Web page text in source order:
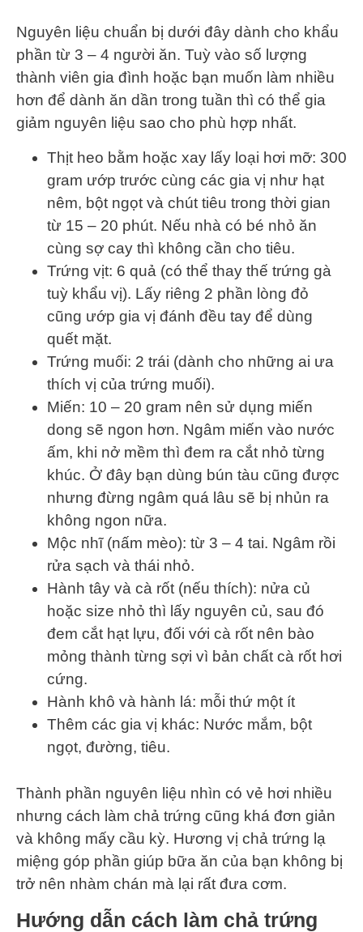
Nguyên liệu chuẩn bị dưới đây dành cho khẩu
phần từ 3 – 4 người ăn. Tuỳ vào số lượng
thành viên gia đình hoặc bạn muốn làm nhiều
hơn để dành ăn dần trong tuần thì có thể gia
giảm nguyên liệu sao cho phù hợp nhất.
Thịt heo bằm hoặc xay lấy loại hơi mỡ: 300
gram ướp trước cùng các gia vị như hạt
nêm, bột ngọt và chút tiêu trong thời gian
từ 15 – 20 phút. Nếu nhà có bé nhỏ ăn
cùng sợ cay thì không cần cho tiêu.
Trứng vịt: 6 quả (có thể thay thế trứng gà
tuỳ khẩu vị). Lấy riêng 2 phần lòng đỏ
cũng ướp gia vị đánh đều tay để dùng
quết mặt.
Trứng muối: 2 trái (dành cho những ai ưa
thích vị của trứng muối).
Miến: 10 – 20 gram nên sử dụng miến
dong sẽ ngon hơn. Ngâm miến vào nước
ấm, khi nở mềm thì đem ra cắt nhỏ từng
khúc. Ở đây bạn dùng bún tàu cũng được
nhưng đừng ngâm quá lâu sẽ bị nhủn ra
không ngon nữa.
Mộc nhĩ (nấm mèo): từ 3 – 4 tai. Ngâm rồi
rửa sạch và thái nhỏ.
Hành tây và cà rốt (nếu thích): nửa củ
hoặc size nhỏ thì lấy nguyên củ, sau đó
đem cắt hạt lựu, đối với cà rốt nên bào
mỏng thành từng sợi vì bản chất cà rốt hơi
cứng.
Hành khô và hành lá: mỗi thứ một ít
Thêm các gia vị khác: Nước mắm, bột
ngọt, đường, tiêu.
Thành phần nguyên liệu nhìn có vẻ hơi nhiều
nhưng cách làm chả trứng cũng khá đơn giản
và không mấy cầu kỳ. Hương vị chả trứng lạ
miệng góp phần giúp bữa ăn của bạn không bị
trở nên nhàm chán mà lại rất đưa cơm.
Hướng dẫn cách làm chả trứng